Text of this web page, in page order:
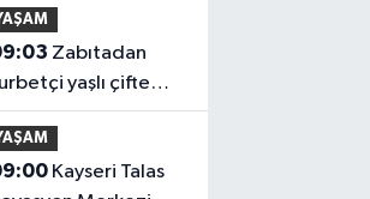
yaşlı çifte
eli